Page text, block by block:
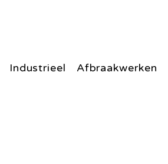
Industrieel Afbraakwerken